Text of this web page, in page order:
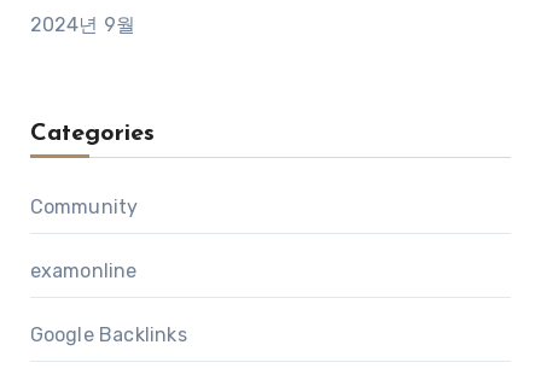
2024년 9월
Categories
Community
examonline
Google Backlinks